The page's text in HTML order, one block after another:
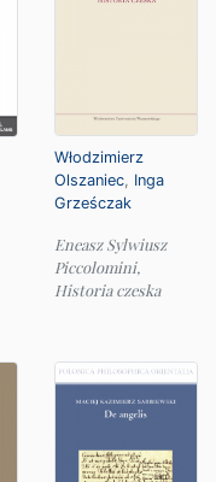
Włodzimierz
Olszaniec, Inga
Grześczak
Eneasz Sylwiusz
Piccolomini,
Historia czeska